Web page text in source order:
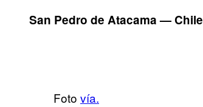
San Pedro de Atacama — Chile
Foto vía.